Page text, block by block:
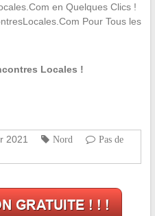
en Quelques Clics !
Pour Tous les
Locales !
2021 Nord
Pas de